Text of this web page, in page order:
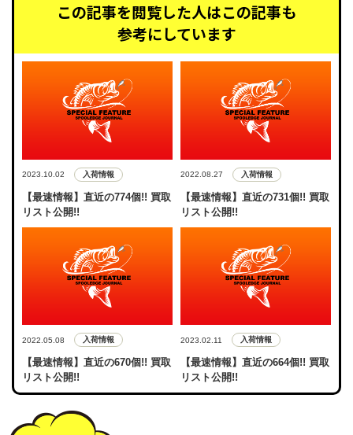
この記事を閲覧した人はこの記事も
参考にしています
2023.10.02 入荷情報
【最速情報】直近の774個!! 買取
リスト公開!!
2022.08.27 入荷情報
【最速情報】直近の731個!! 買取
リスト公開!!
2022.05.08 入荷情報
【最速情報】直近の670個!! 買取
リスト公開!!
2023.02.11 入荷情報
【最速情報】直近の664個!! 買取
リスト公開!!